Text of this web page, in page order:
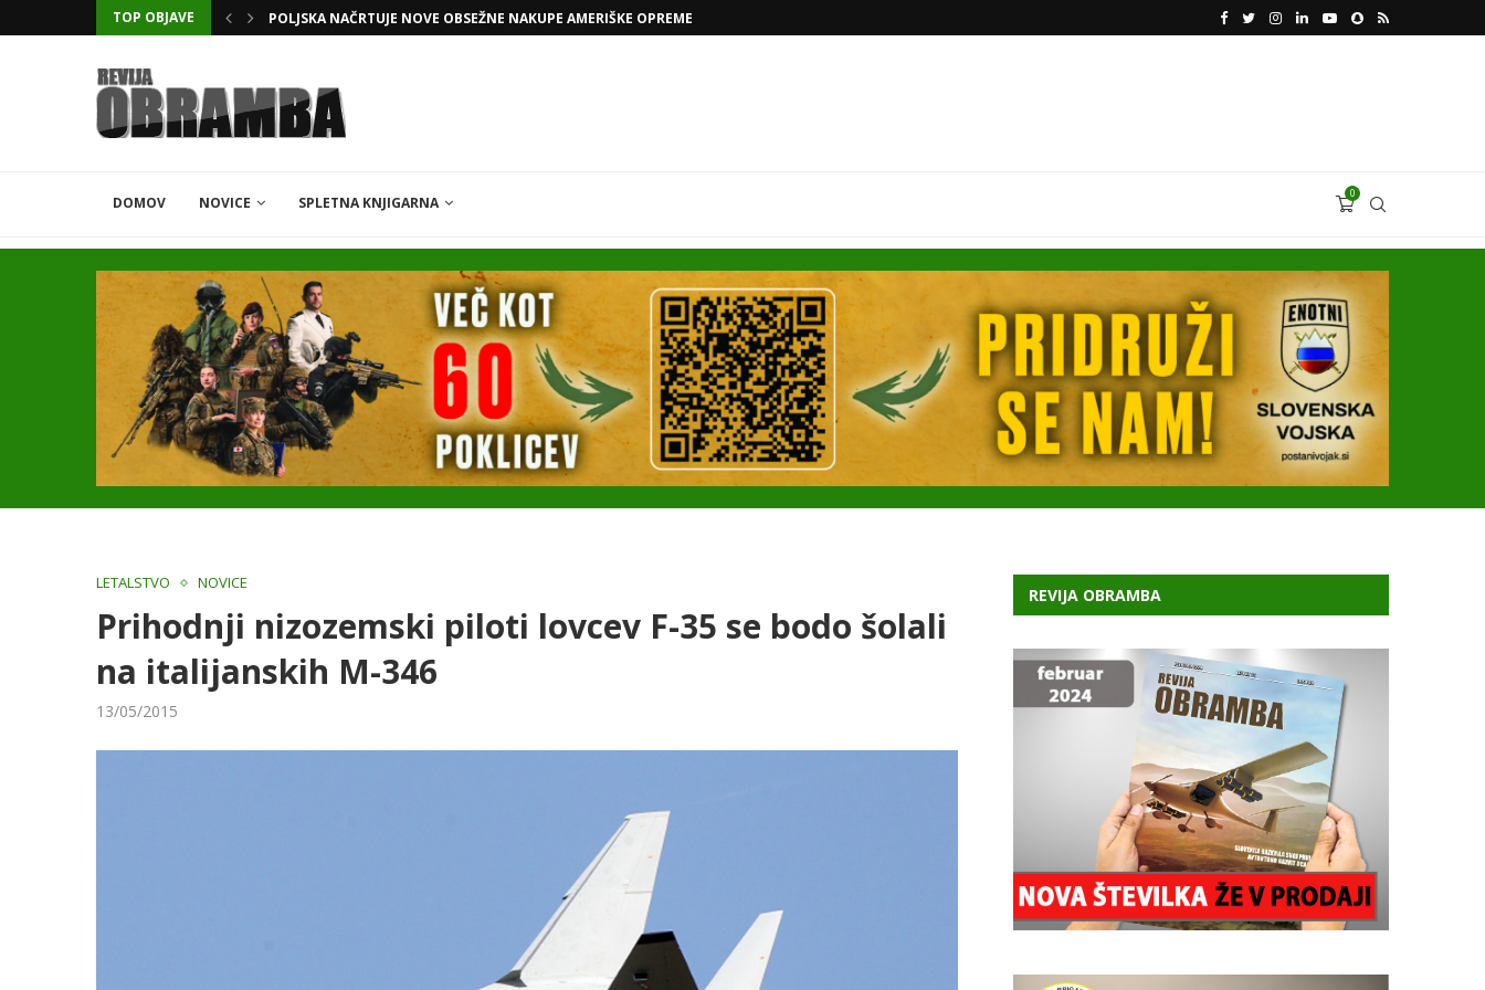
TOP OBJAVE KATARSKI DELNIČAR ZAPLETEL VOLKSWAGNOVE NAČRTE Z RAFAELOM VODJA UKROBORONPROMA HERMAN SMETANIN
DOMOV NOVICE SPLETNA KNJIGARNA
0
LETALSTVO NOVICE
Prihodnji nizozemski piloti lovcev F-35 se bodo šolali
na italijanskih M-346
13/05/2015
REVIJA OBRAMBA